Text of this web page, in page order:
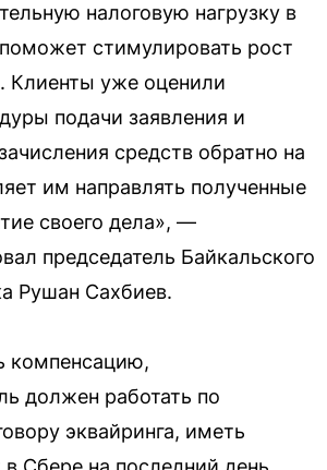
налоговую нагрузку в
стимулировать рост
Клиенты уже оценили
подачи заявления и
средств обратно на
им направлять полученные
своего дела», —
председатель Байкальского
Рушан Сахбиев.
компенсацию,
должен работать по
эквайринга, иметь